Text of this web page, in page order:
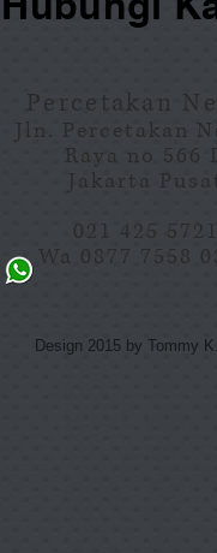
Percetakan
Jln. Percetakan
Raya no 566
Jakarta
021 425 5721
Wa 0877 7558
Design 2015 by Tommy K.